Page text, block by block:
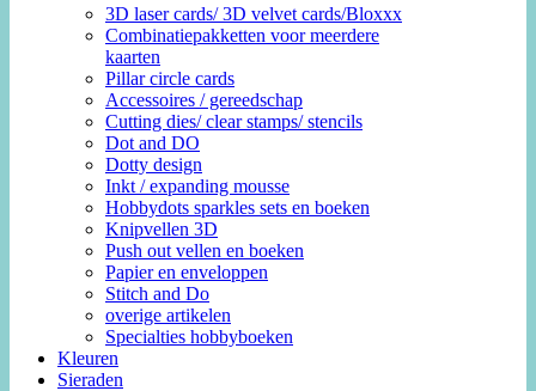
3D laser cards/ 3D velvet cards/Bloxxx
Combinatiepakketten voor meerdere
kaarten
Pillar circle cards
Accessoires / gereedschap
Cutting dies/ clear stamps/ stencils
Dot and DO
Dotty design
Inkt / expanding mousse
Hobbydots sparkles sets en boeken
Knipvellen 3D
Push out vellen en boeken
Papier en enveloppen
Stitch and Do
overige artikelen
Specialties hobbyboeken
Kleuren
Sieraden